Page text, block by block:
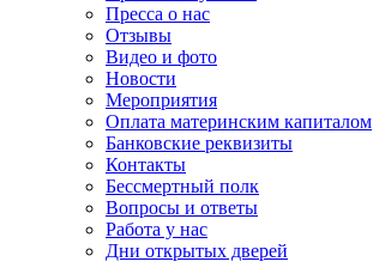
Пресса о нас
Отзывы
Видео и фото
Новости
Мероприятия
Оплата материнским капиталом
Банковские реквизиты
Контакты
Бессмертный полк
Вопросы и ответы
Работа у нас
Дни открытых дверей